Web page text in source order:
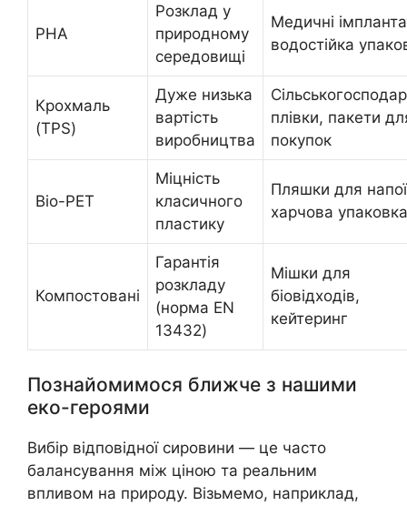
PHA
Розклад у
природному
середовищі
Медичні
водостійка
Крохмаль
(TPS)
Дуже низька
вартість
виробництва
плівки, пакети
покупок
Bio-PET
Міцність
класичного
пластику
Пляшки для
харчова упаковка
Компостовані
Гарантія
розкладу
(норма EN
13432)
Мішки для
біовідходів,
кейтеринг
Познайомимося ближче з нашими
еко-героями
Вибір відповідної сировини — це часто
балансування між ціною та реальним
впливом на природу. Візьмемо, наприклад,